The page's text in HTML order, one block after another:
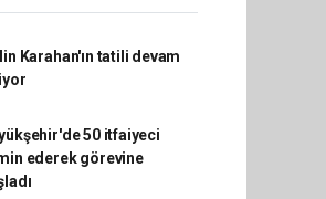
Karahan'ın tatili devam
50 itfaiyeci
ederek görevine